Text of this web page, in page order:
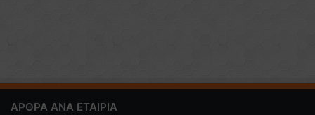
ΑΡΘΡΑ ΑΝΑ ΕΤΑΙΡΙΑ